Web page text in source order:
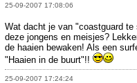
25-09-2007 17:08:06
Wat dacht je van "coastguard
deze jongens en meisjes?
de haaien bewaken! Als een
"Haaien in de buurt"!!
25-09-2007 17:24:24